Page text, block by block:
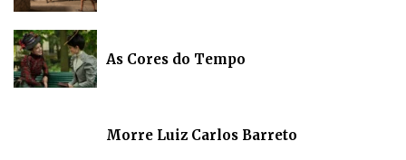
As Cores do Tempo
Morre Luiz Carlos Barreto